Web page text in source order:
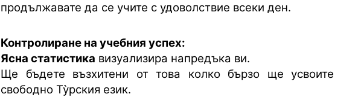
продължавате да се учите с удоволствие всеки ден.
Контролиране на учебния успех:
Ясна статистика визуализира напредъка ви.
Ще бъдете възхитени от това колко бързо ще усвоите
свободно Ту̀рския език.